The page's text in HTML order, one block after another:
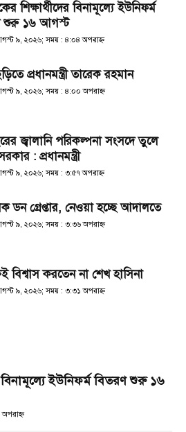
শিক্ষার্থীদের বিনামূল্যে ইউনিফর্ম
শুরু ১৬ আগস্ট
৯, ২০২৬; সময় : ৪:০৪ অপরাহ্ণ
প্রধানমন্ত্রী তারেক রহমান
৯, ২০২৬; সময় : ৪:০০ অপরাহ্ণ
জ্বালানি পরিকল্পনা সংসদে তুলে
: প্রধানমন্ত্রী
৯, ২০২৬; সময় : ৩:৫৭ অপরাহ্ণ
ডন গ্রেপ্তার, নেওয়া হচ্ছে আদালতে
৯, ২০২৬; সময় : ৩:৩৬ অপরাহ্ণ
বিশ্বাস করতেন না শেখ হাসিনা
৯, ২০২৬; সময় : ৩:৩১ অপরাহ্ণ
বিনামূল্যে ইউনিফর্ম বিতরণ শুরু ১৬